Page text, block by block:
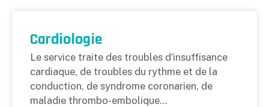
Cardiologie
Le service traite des troubles d’insuffisance
cardiaque, de troubles du rythme et de la
conduction, de syndrome coronarien, de
maladie thrombo-embolique…